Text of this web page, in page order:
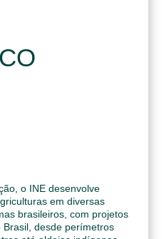
o INE desenvolve
em diversas
brasileiros, com projetos
desde perímetros